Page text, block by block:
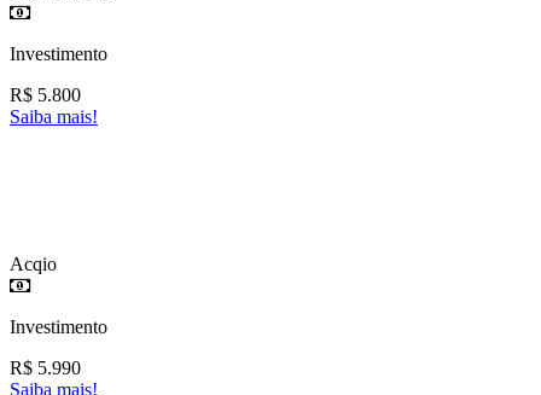
Investimento
R$ 5.800
Saiba mais!
Acqio
Investimento
R$ 5.990
Saiba mais!